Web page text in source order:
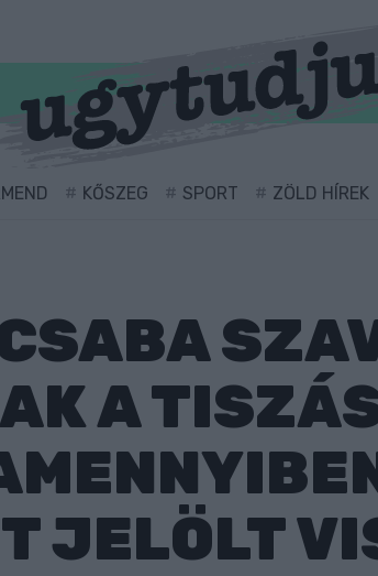
KŐSZEG SPORT ZÖLD HÍREK
A
JELÖLT